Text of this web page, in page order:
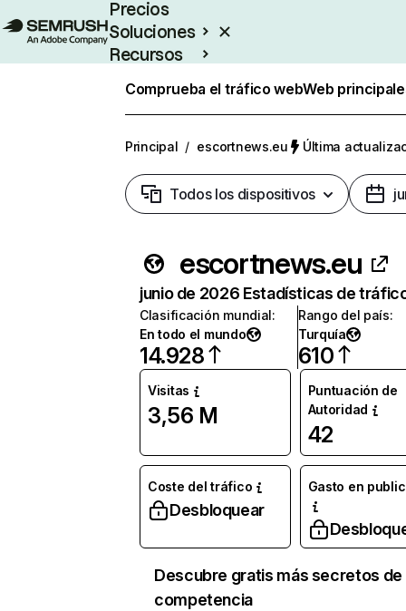
Precios
Soluciones
Recursos
Comprueba el tráfico webWeb
Principal / escortnews.eu Última
Todos los dispositivos
escortnews.eu
junio de 2026 Estadísticas de
Clasificación mundial:
En todo el mundo
14.928
Rango del país:
Turquía
610
Visitas
3,56 M
Puntuación de
Autoridad
42
Coste del tráfico
Desbloquear
Gasto en
Descubre gratis más secretos de
competencia